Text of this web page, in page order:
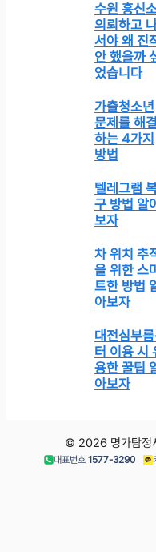
수원 흥신
의뢰하고
서야 왜 진
안 했을까
었습니다
가출청소년
문제를 해결
하는 4가지
방법
텔레그램
구 방법 알
보자
차 위치 추
을 위한 스
트한 방법
아보자
대전심부
터 이용 시
용한 꿀팁
아보자
© 2026 명가탐정
대표번호 1577-3290